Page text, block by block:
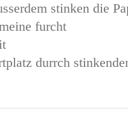
stinken die
furcht
durrch